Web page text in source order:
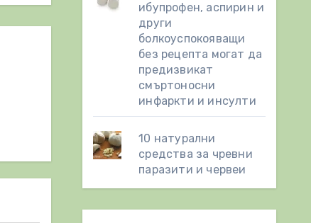
ибупрофен, аспирин и
други
болкоуспокояващи
без рецепта могат да
предизвикат
смъртоносни
инфаркти и инсулти
10 натурални
средства за чревни
паразити и червеи